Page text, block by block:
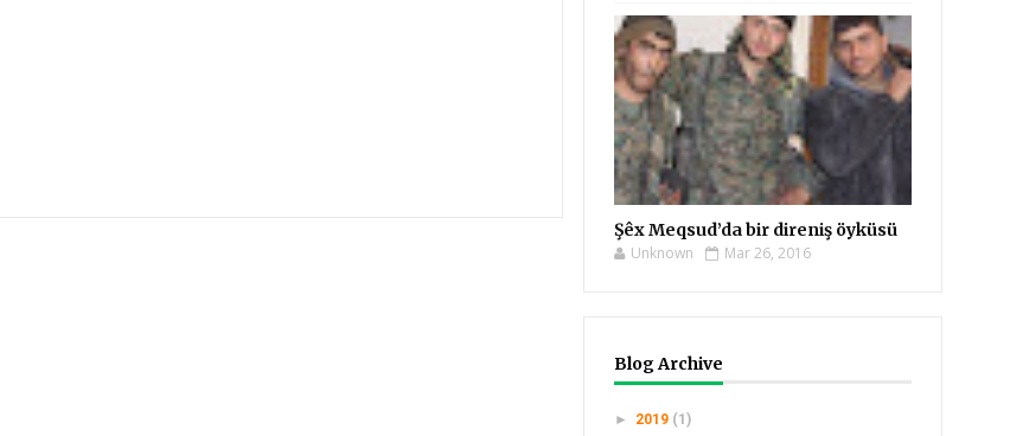
Şêx Meqsud’da bir direniş öyküsü
Unknown Mar 26, 2016
Blog Archive
► 2019 (1)